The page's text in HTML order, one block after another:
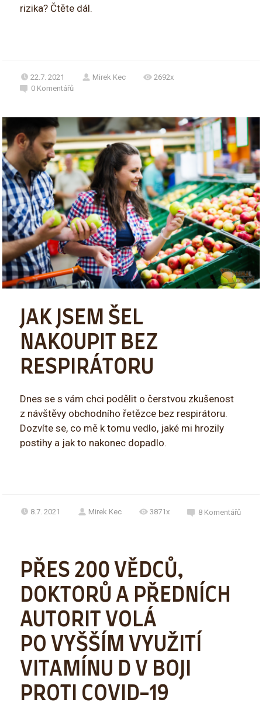
rizika? Čtěte dál.
22.7. 2021 Mirek Kec
2692x
0 Komentářů
JAK JSEM ŠEL
NAKOUPIT BEZ
RESPIRÁTORU
Dnes se s vám chci podělit o čerstvou zkušenost
z návštěvy obchodního řetězce bez respirátoru.
Dozvíte se, co mě k tomu vedlo, jaké mi hrozily
postihy a jak to nakonec dopadlo.
8.7. 2021 Mirek Kec 3871x 8 Komentářů
PŘES 200 VĚDCŮ,
DOKTORŮ A PŘEDNÍCH
AUTORIT VOLÁ
PO VYŠŠÍM VYUŽITÍ
VITAMÍNU D V BOJI
PROTI COVID-19